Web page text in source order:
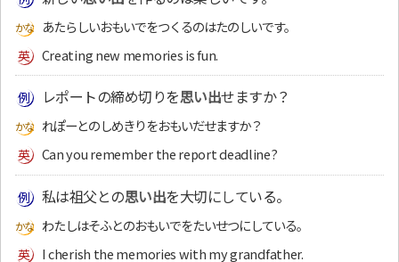
あたらしいおもいでをつくるのはたのしいです。
Creating new memories is fun.
レポートの締め切りを思い出せますか？
れぽーとのしめきりをおもいだせますか？
Can you remember the report deadline?
私は祖父との思い出を大切にしている。
わたしはそふとのおもいでをたいせつにしている。
I cherish the memories with my grandfather.